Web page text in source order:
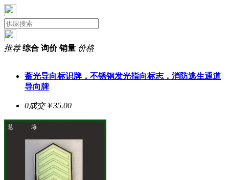
推荐 综合 询价 销量 价格
蓄光导向标识牌，不锈钢发光指向标志，消防逃生通道
导向牌
0成交￥35.00